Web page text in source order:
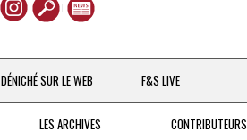
Aller
au
contenu
DÉNICHÉ SUR LE WEB F&S LIVE
LES ARCHIVES CONTRIBUTEURS